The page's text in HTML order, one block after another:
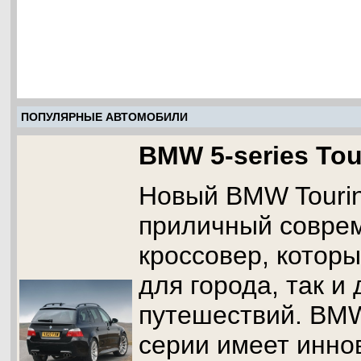
ПОПУЛЯРНЫЕ АВТОМОБИЛИ
BMW 5-series
Новый BMW
приличный
кроссовер,
для города, так и
путешествий.
серии имеет